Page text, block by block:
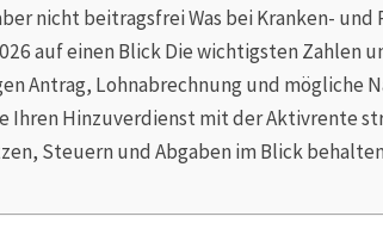
nicht beitragsfrei Was bei Kranken-
auf einen Blick Die wichtigsten Zahlen
Antrag, Lohnabrechnung und mögliche
Ihren Hinzuverdienst mit der Aktivrente
Steuern und Abgaben im Blick